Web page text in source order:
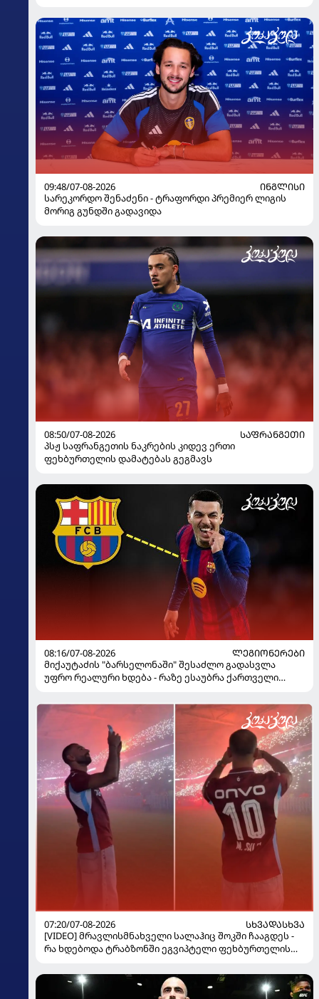
09:48/07-08-2026
ᲘᲜᲒᲚᲘᲡᲘ
სარეკორდო შენაძენი - ტრაფორდი პრემიერ ლიგის
მორიგ გუნდში გადავიდა
08:50/07-08-2026
ᲡᲐᲤᲠᲐᲜᲒᲔᲗᲘ
პსჟ საფრანგეთის ნაკრების კიდევ ერთი
ფეხბურთელის დამატებას გეგმავს
08:16/07-08-2026
ᲚᲔᲒᲘᲝᲜᲔᲠᲔᲑᲘ
მიქაუტაძის "ბარსელონაში" შესაძლო გადასვლა
უფრო რეალური ხდება - რაზე ესაუბრა ქართველი
07:20/07-08-2026
ᲡᲮᲕᲐᲓᲐᲡᲮᲕᲐ
[VIDEO] მრავლისმნახველი სალაჰიც შოკში ჩააგდეს -
რა ხდებოდა ტრაბზონში ეგვიპტელი ფეხბურთელის